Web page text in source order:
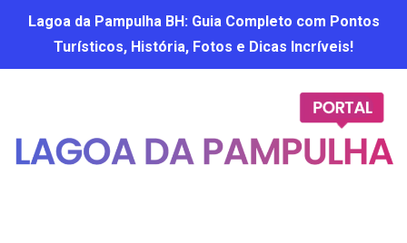
Lagoa da Pampulha BH: Guia Completo com Pontos
Turísticos, História, Fotos e Dicas Incríveis!